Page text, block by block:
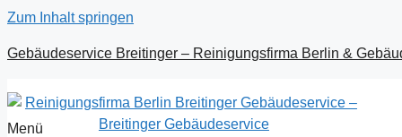
Zum Inhalt springen
Gebäudeservice Breitinger – Reinigungsfirma Berlin &
Menü